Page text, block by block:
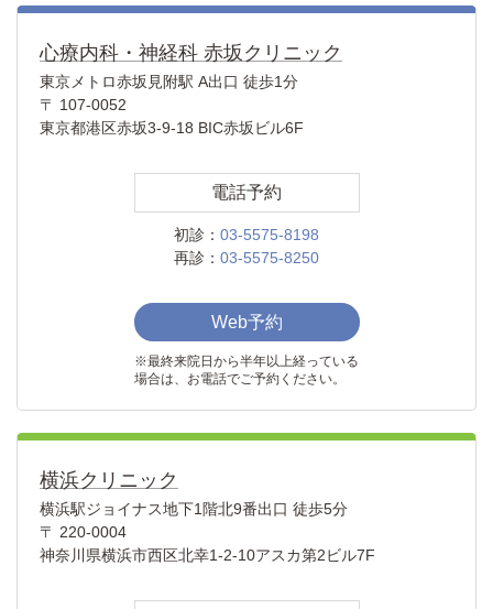
心療内科・神経科 赤坂クリニック
東京メトロ赤坂見附駅 A出口 徒歩1分
〒 107-0052
東京都港区赤坂3-9-18 BIC赤坂ビル6F
電話予約
初診： 03-5575-8198
再診： 03-5575-8250
Web予約
※最終来院日から半年以上経っている
場合は、お電話でご予約ください。
横浜クリニック
横浜駅ジョイナス地下1階北9番出口 徒歩5分
〒 220-0004
神奈川県横浜市西区北幸1-2-10アスカ第2ビル7F